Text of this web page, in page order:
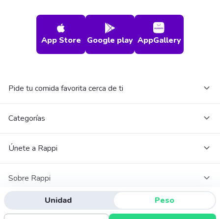
Unidad Peso
App Store Google play AppGallery
Pide tu comida favorita cerca de ti
Categorías
Únete a Rappi
Sobre Rappi
Facebook
TwitterInstagram